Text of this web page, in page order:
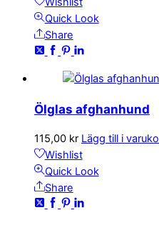
Quick Look
Share
Ölglas afghanhund
115,00 kr Lägg till i
Wishlist
Quick Look
Share